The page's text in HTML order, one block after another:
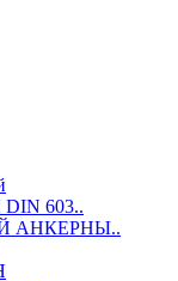
603..
АНКЕРНЫ..